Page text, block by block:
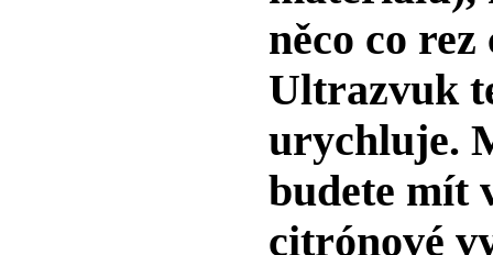
něco co
Ultrazvuk
urychluje.
budete mít
citrónové